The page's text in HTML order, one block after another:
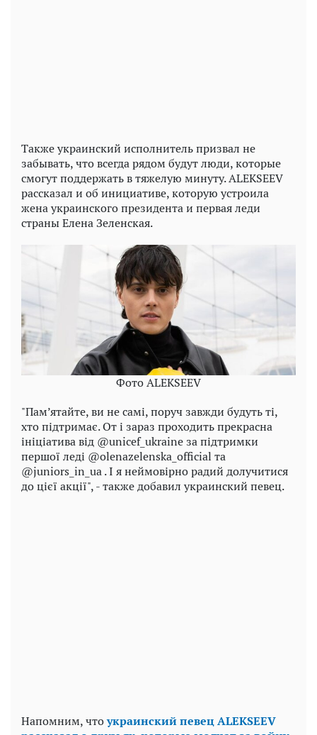
Также украинский исполнитель призвал не
забывать, что всегда рядом будут люди, которые
смогут поддержать в тяжелую минуту. ALEKSEEV
рассказал и об инициативе, которую устроила
жена украинского президента и первая леди
страны Елена Зеленская.
Фото ALEKSEEV
"Пам’ятайте, ви не самі, поруч завжди будуть ті,
хто підтримає. От і зараз проходить прекрасна
ініціатива від @unicef_ukraine за підтримки
першої леді @olenazelenska_official та
@juniors_in_ua . І я неймовірно радий долучитися
до цієї акції", - также добавил украинский певец.
Напомним, чтоукраинский певец ALEKSEEV